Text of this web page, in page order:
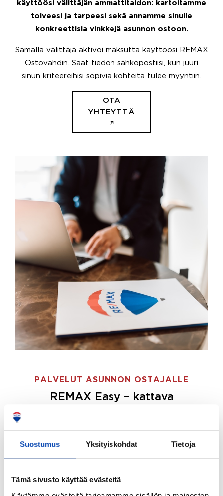
Suostumus Yksityiskohdat Tietoja
Tämä sivusto käyttää evästeitä
käyttöösi välittäjän ammattitaidon: kartoitamme
toiveesi ja tarpeesi sekä annamme sinulle
konkreettisia vinkkejä asunnon ostoon.
Samalla välittäjä aktivoi maksutta käyttöösi REMAX
Ostovahdin. Saat tiedon sähköpostiisi, kun juuri
sinun kriteereihisi sopivia kohteita tulee myyntiin.
OTA
YHTEYTTÄ
PALVELUT ASUNNON OSTAJALLE
REMAX Easy – kattava
ostajille.
Tee ostotoimeksianto ja etsimme juuri